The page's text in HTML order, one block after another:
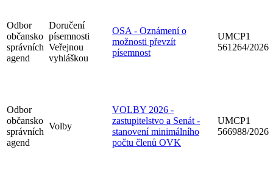
Odbor
občansko
správních
agend
Doručení
písemnosti
Veřejnou
vyhláškou
OSA - Oznámení o
možnosti převzít
písemnost
UMCP1
561264/2026
Odbor
občansko
správních
agend
Volby
VOLBY 2026 -
zastupitelstvo a Senát -
stanovení minimálního
počtu členů OVK
UMCP1
566988/2026